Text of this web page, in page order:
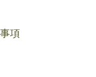
項